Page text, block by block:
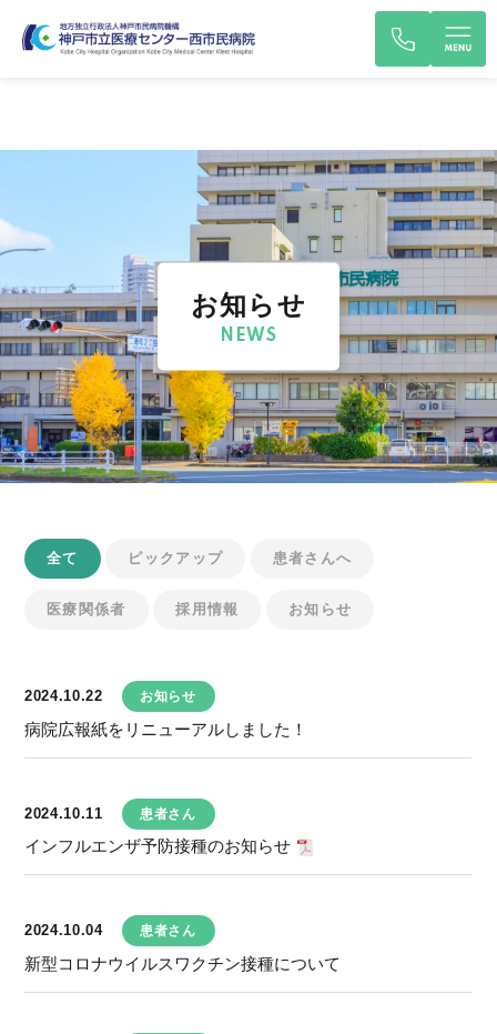
お知らせ
NEWS
全て ピックアップ 患者さんへ
医療関係者 採用情報 お知らせ
2024.10.22 お知らせ
病院広報紙をリニューアルしました！
2024.10.11 患者さん
インフルエンザ予防接種のお知らせ
2024.10.04 患者さん
新型コロナウイルスワクチン接種について